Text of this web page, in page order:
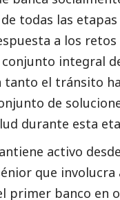
todas las
a los
integral
el tránsito
de
durante esta
activo
que involucra
primer banco en